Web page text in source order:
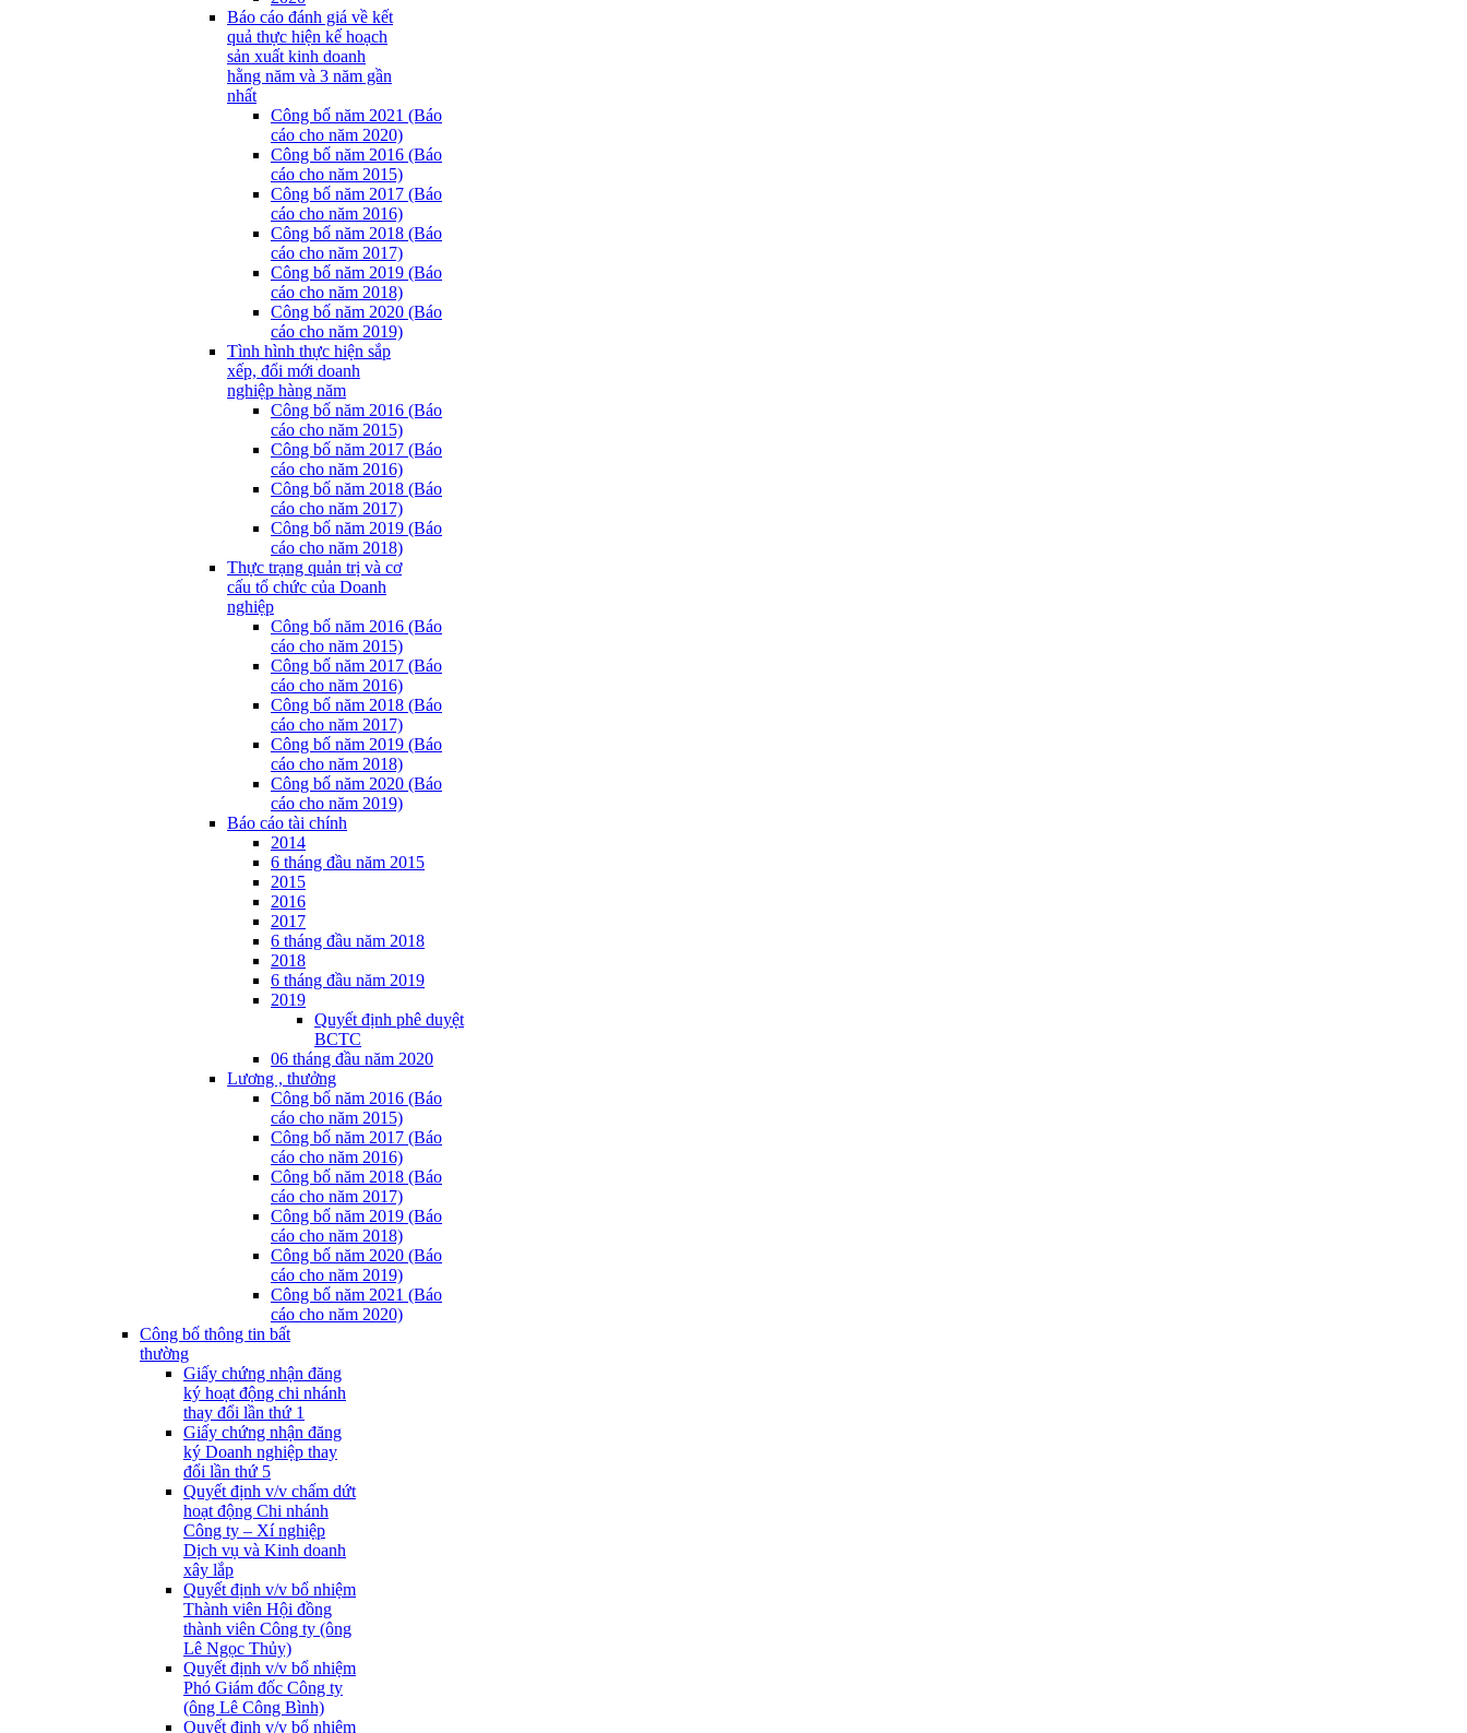
Báo cáo đánh giá về kết
quả thực hiện kế hoạch
sản xuất kinh doanh
hằng năm và 3 năm gần
nhất
Công bố năm 2021 (Báo
cáo cho năm 2020)
Công bố năm 2016 (Báo
cáo cho năm 2015)
Công bố năm 2017 (Báo
cáo cho năm 2016)
Công bố năm 2018 (Báo
cáo cho năm 2017)
Công bố năm 2019 (Báo
cáo cho năm 2018)
Công bố năm 2020 (Báo
cáo cho năm 2019)
Tình hình thực hiện sắp
xếp, đổi mới doanh
nghiệp hàng năm
Công bố năm 2016 (Báo
cáo cho năm 2015)
Công bố năm 2017 (Báo
cáo cho năm 2016)
Công bố năm 2018 (Báo
cáo cho năm 2017)
Công bố năm 2019 (Báo
cáo cho năm 2018)
Thực trạng quản trị và cơ
cấu tổ chức của Doanh
nghiệp
Công bố năm 2016 (Báo
cáo cho năm 2015)
Công bố năm 2017 (Báo
cáo cho năm 2016)
Công bố năm 2018 (Báo
cáo cho năm 2017)
Công bố năm 2019 (Báo
cáo cho năm 2018)
Công bố năm 2020 (Báo
cáo cho năm 2019)
Báo cáo tài chính
2014
6 tháng đầu năm 2015
2015
2016
2017
6 tháng đầu năm 2018
2018
6 tháng đầu năm 2019
2019
Quyết định phê duyệt
BCTC
06 tháng đầu năm 2020
Lương , thưởng
Công bố năm 2016 (Báo
cáo cho năm 2015)
Công bố năm 2017 (Báo
cáo cho năm 2016)
Công bố năm 2018 (Báo
cáo cho năm 2017)
Công bố năm 2019 (Báo
cáo cho năm 2018)
Công bố năm 2020 (Báo
cáo cho năm 2019)
Công bố năm 2021 (Báo
cáo cho năm 2020)
Công bố thông tin bất
thường
Giấy chứng nhận đăng
ký hoạt động chi nhánh
thay đổi lần thứ 1
Giấy chứng nhận đăng
ký Doanh nghiệp thay
đổi lần thứ 5
Quyết định v/v chấm dứt
hoạt động Chi nhánh
Công ty – Xí nghiệp
Dịch vụ và Kinh doanh
xây lắp
Quyết định v/v bổ nhiệm
Thành viên Hội đồng
thành viên Công ty (ông
Lê Ngọc Thủy)
Quyết định v/v bổ nhiệm
Phó Giám đốc Công ty
(ông Lê Công Bình)
Quyết định v/v bổ nhiệm